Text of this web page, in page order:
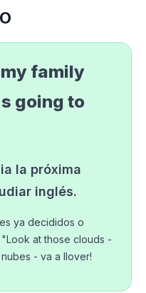
family
going to
la próxima
inglés.
ya decididos o
at those clouds -
- va a llover!